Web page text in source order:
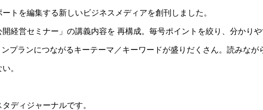
トを編集する新しいビジネスメディアを創刊しました。
経営セミナー」の講義内容を 再構成。毎号ポイントを絞り、分かりや
プランにつながるキーテーマ／キーワードが盛りだくさん。読みなが
。
ディジャーナルです。